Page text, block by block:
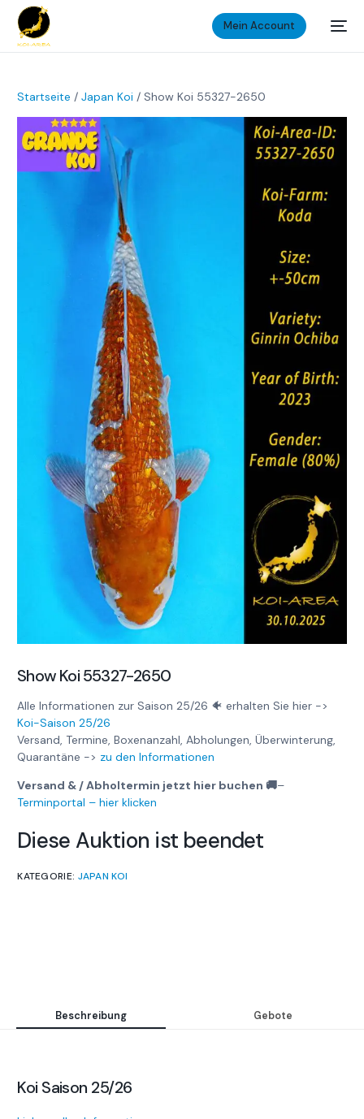
Mein Account
Startseite /Japan Koi / Show Koi 55327-2650
Show Koi 55327-2650
Alle Informationen zur Saison 25/26 🐠 erhalten Sie hier ->
Koi-Saison 25/26
Versand, Termine, Boxenanzahl, Abholungen, Überwinterung,
Quarantäne -> zu den Informationen
Versand & / Abholtermin jetzt hier buchen 🚚–
Terminportal – hier klicken
Diese Auktion ist beendet
KATEGORIE: JAPAN KOI
Beschreibung Gebote
Koi Saison 25/26